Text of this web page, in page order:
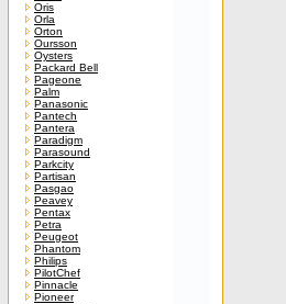
Oris
Orla
Orton
Oursson
Oysters
Packard Bell
Pageone
Palm
Panasonic
Pantech
Pantera
Paradigm
Parasound
Parkcity
Partisan
Pasgao
Peavey
Pentax
Petra
Peugeot
Phantom
Philips
PilotChef
Pinnacle
Pioneer